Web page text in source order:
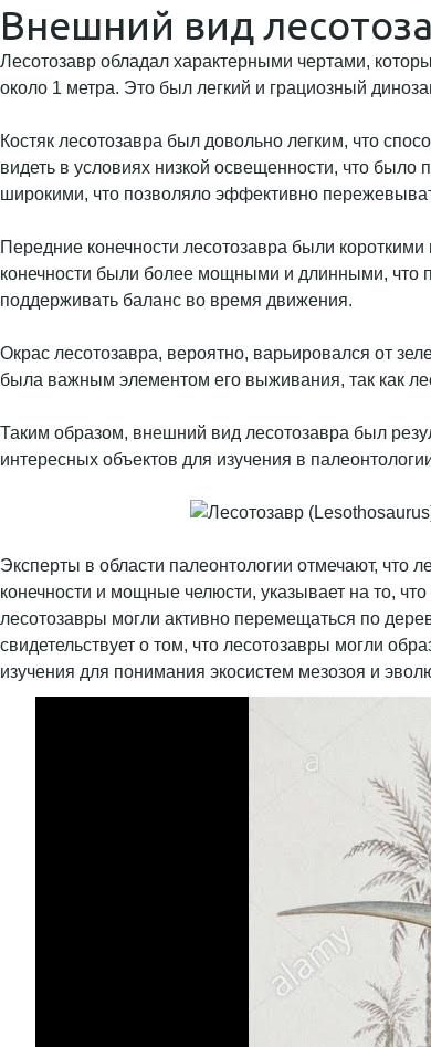
Внешний вид
Лесотозавр обладал характерными чертами,
около 1 метра. Это был легкий и грациозный
Костяк лесотозавра был довольно легким, что
видеть в условиях низкой освещенности, что
широкими, что позволяло эффективно
Передние конечности лесотозавра были
конечности были более мощными и длинными, что
поддерживать баланс во время движения.
Окрас лесотозавра, вероятно, варьировался от
была важным элементом его выживания, так как
Таким образом, внешний вид лесотозавра был
интересных объектов для изучения в
Эксперты в области палеонтологии отмечают, что
конечности и мощные челюсти, указывает на то,
лесотозавры могли активно перемещаться по
свидетельствует о том, что лесотозавры могли
изучения для понимания экосистем мезозоя и